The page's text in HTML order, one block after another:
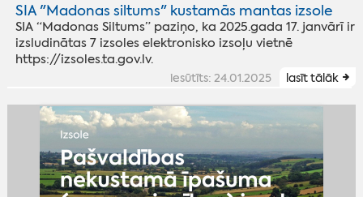
SIA "Madonas siltums" kustamās mantas izsole
SIA “Madonas Siltums” paziņo, ka 2025.gada 17. janvārī ir
izsludinātas 7 izsoles elektronisko izsoļu vietnē
https://izsoles.ta.gov.lv.
iesūtīts: 24.01.2025 lasīt tālāk